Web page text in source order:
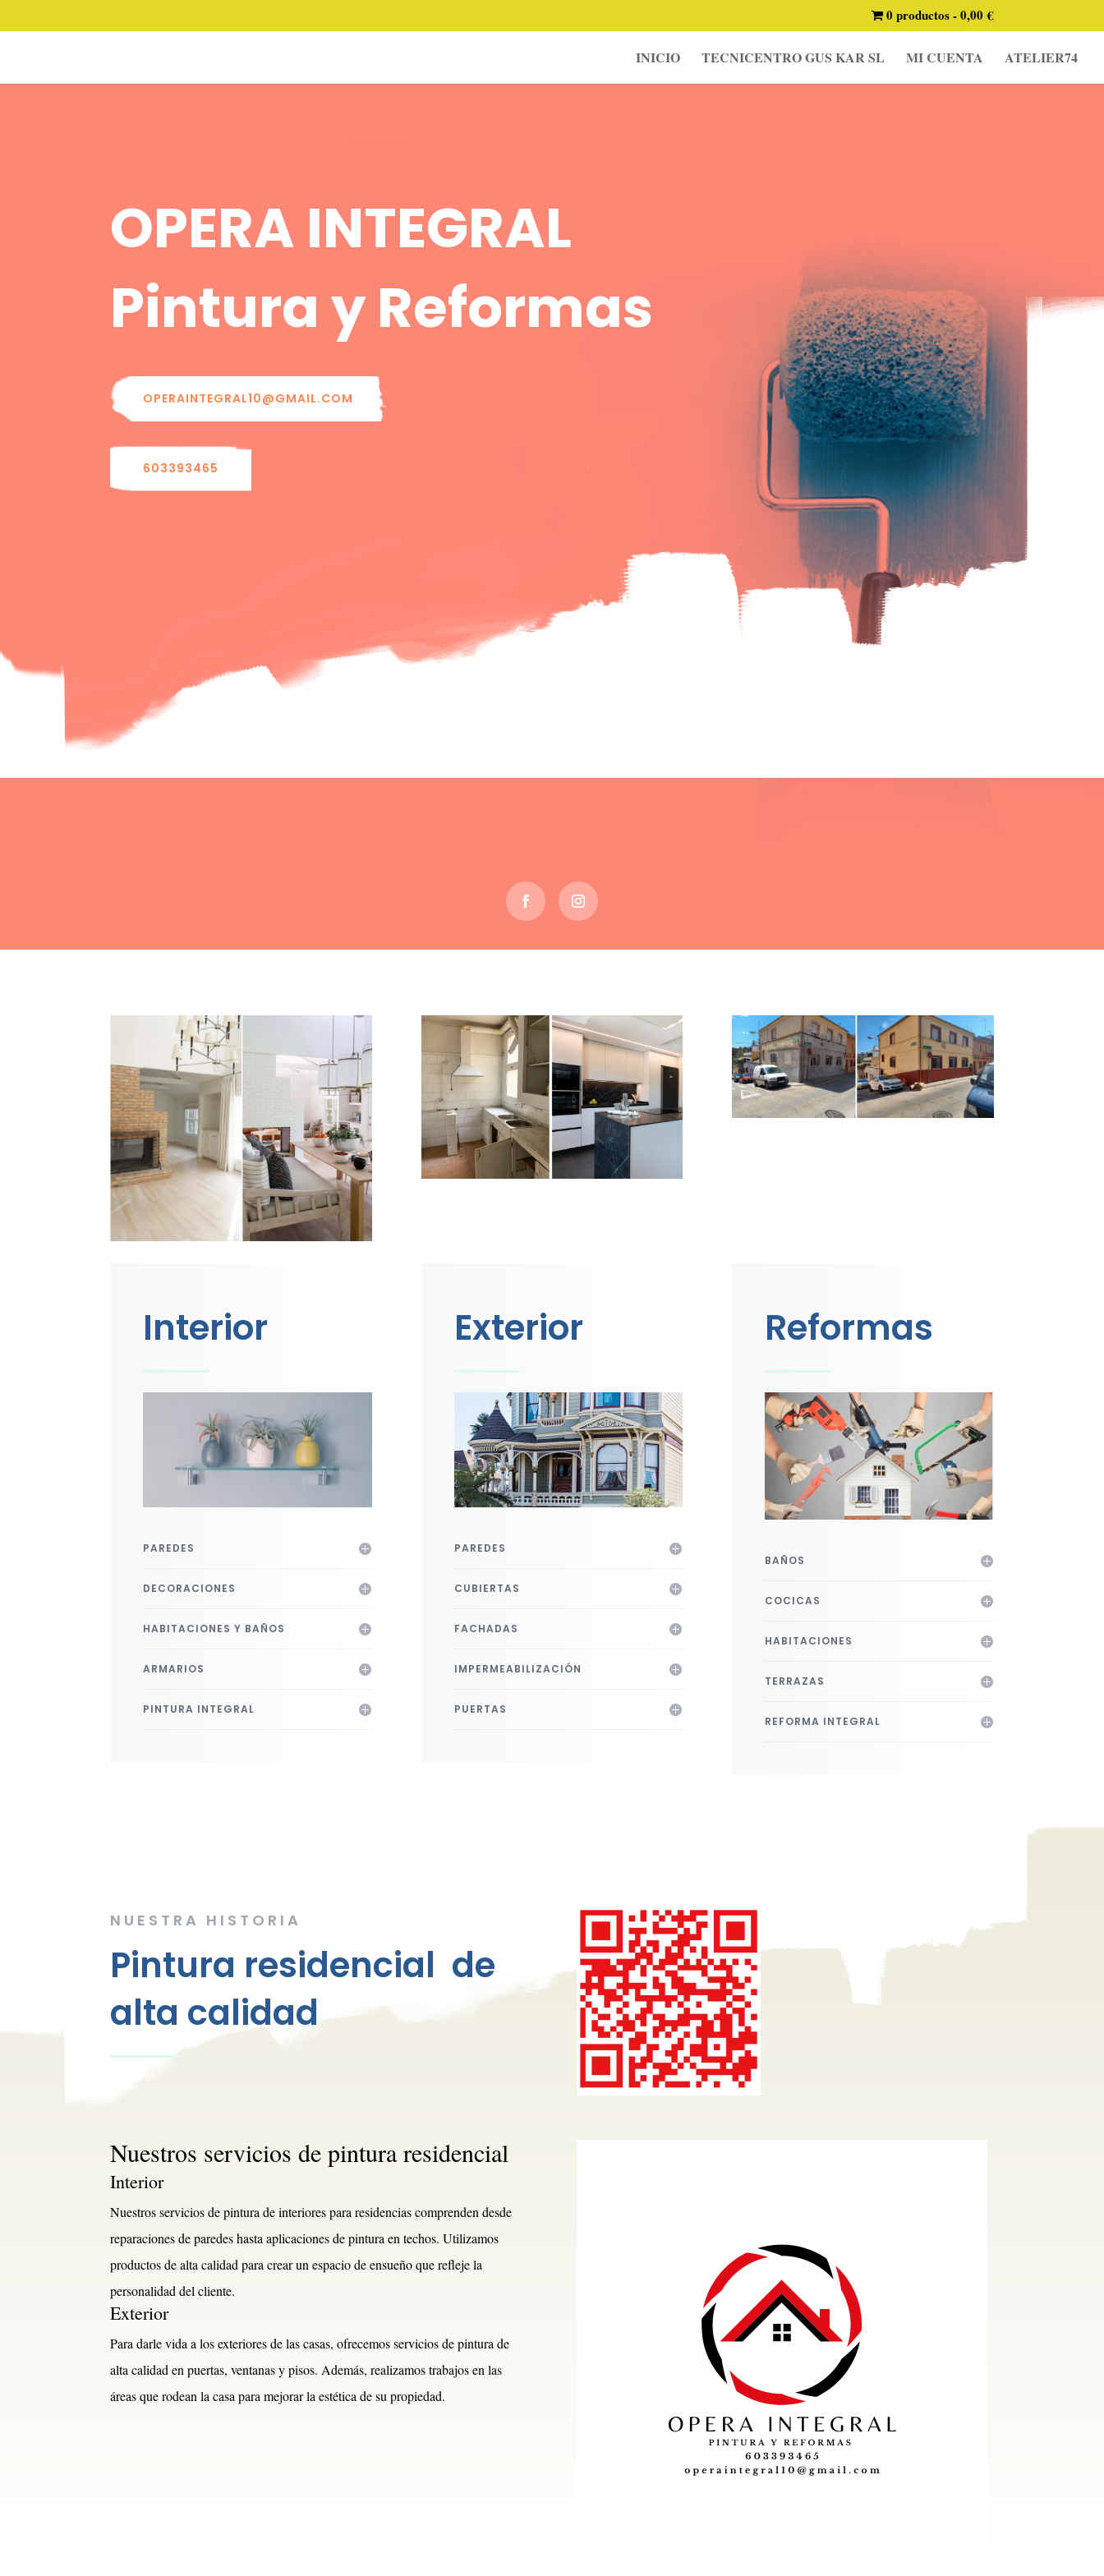
0 productos 0,00 €
INICIO TECNICENTRO GUS KAR SL MI CUENTA ATELIER74
OPERA INTEGRAL
Pintura y Reformas
OPERAINTEGRAL10@GMAIL.COM
603393465
Interior
PAREDES
DECORACIONES
HABITACIONES Y BAÑOS
ARMARIOS
PINTURA INTEGRAL
Exterior
PAREDES
CUBIERTAS
FACHADAS
IMPERMEABILIZACIÓN
PUERTAS
Reformas
BAÑOS
COCICAS
HABITACIONES
TERRAZAS
REFORMA INTEGRAL
NUESTRA HISTORIA
Pintura residencial de
alta calidad
Nuestros servicios de pintura residencial
Interior
Nuestros servicios de pintura de interiores para residencias comprenden desde
reparaciones de paredes hasta aplicaciones de pintura en techos. Utilizamos
productos de alta calidad para crear un espacio de ensueño que refleje la
personalidad del cliente.
Exterior
Para darle vida a los exteriores de las casas, ofrecemos servicios de pintura de
alta calidad en puertas, ventanas y pisos. Además, realizamos trabajos en las
áreas que rodean la casa para mejorar la estética de su propiedad.